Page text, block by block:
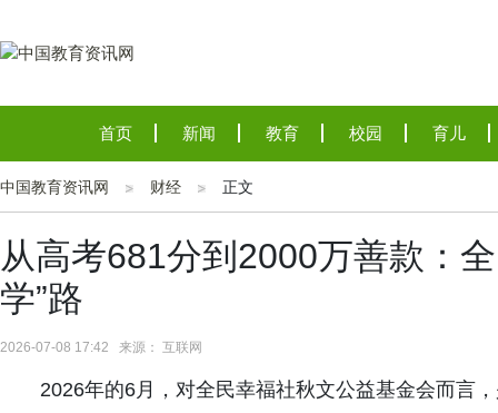
首页 新闻 教育 校园 育儿
中国教育资讯网 财经 正文
从高考681分到2000万善款：
学”路
2026-07-08 17:42 来源： 互联网
2026年的6月，对全民幸福社秋文公益基金会而言